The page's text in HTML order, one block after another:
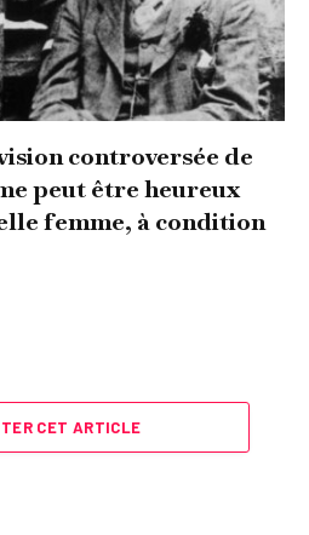
controversée de
peut être heureux
femme, à condition
CET ARTICLE